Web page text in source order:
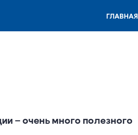
ГЛАВНАЯ
– очень много полезного